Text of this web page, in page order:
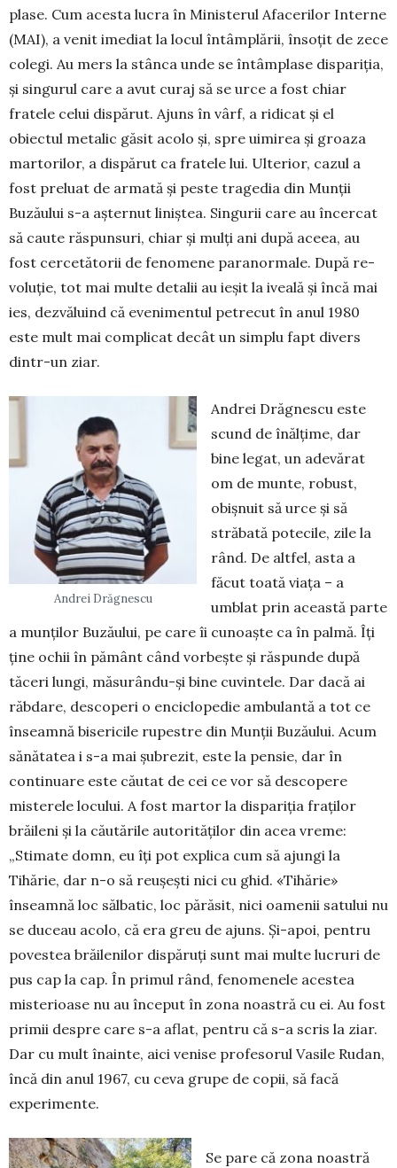
pla­se. Cum acesta lucra în Mi­nisterul Afacerilor Interne
(MAI), a venit imediat la locul întâmplării, însoțit de zece
colegi. Au mers la stânca unde se întâmplase dispariția,
și singurul care a avut curaj să se urce a fost chiar
fratele celui dispărut. Ajuns în vârf, a ridicat și el
obiectul metalic gă­sit acolo și, spre uimirea și groa­za
marto­rilor, a dispărut ca fra­tele lui. Ul­terior, cazul a
fost pre­­luat de armată și peste tra­gedia din Munții
Buzăului s-a așternut liniștea. Singurii care au încer­cat
să caute răs­punsuri, chiar și mulți ani după aceea, au
fost cer­ce­tătorii de fenome­ne pa­ranormale. După re­
voluție, tot mai multe detalii au ieșit la ivea­lă și încă mai
ies, dezvă­luind că evenimentul petrecut în anul 1980
este mult mai com­plicat decât un simplu fapt di­vers
dintr-un ziar.
Andrei Drăgnescu
Andrei Drăgnescu este
scund de înălțime, dar
bine legat, un adevărat
om de munte, robust,
obișnuit să urce și să
străbată potecile, zile la
rând. De altfel, asta a
făcut toată viața – a
umblat prin această parte
a munților Buzăului, pe care îi cunoaște ca în palmă. Îți
ține ochii în pământ când vorbește și răspunde după
tăceri lungi, măsurându-și bine cuvintele. Dar dacă ai
răbdare, descoperi o enciclopedie ambulantă a tot ce
în­seamnă bisericile rupestre din Munții Buzăului. Acum
sănătatea i s-a mai șubrezit, este la pensie, dar în
continuare este căutat de cei ce vor să des­copere
misterele locului. A fost martor la dis­pariția fraților
brăileni și la căutările autorităților din acea vreme:
„Stimate domn, eu îți pot explica cum să ajungi la
Tihărie, dar n-o să reușești nici cu ghid. «Tihărie»
înseamnă loc sălbatic, loc pă­răsit, nici oa­­menii satului nu
se duceau acolo, că era greu de ajuns. Și-apoi, pentru
povestea brăi­lenilor dispăruți sunt mai multe lucruri de
pus cap la cap. În primul rând, fenomenele aces­tea
misterioase nu au început în zona noastră cu ei. Au fost
primii despre care s-a aflat, pentru că s-a scris la ziar.
Dar cu mult îna­inte, aici venise profesorul Vasile Rudan,
încă din anul 1967, cu ceva grupe de copii, să facă
experi­mente.
Se pare că zona noastră